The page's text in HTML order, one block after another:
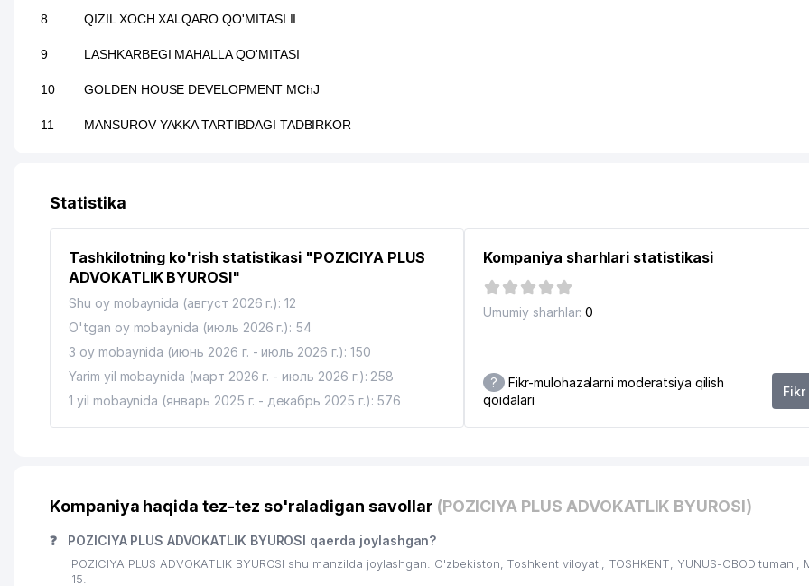
8 QIZIL XOCH XALQARO QO'MITASI II
9 LASHKARBEGI MAHALLA QO'MITASI
10 GOLDEN HOUSE DEVELOPMENT MChJ
11 MANSUROV YAKKA TARTIBDAGI TADBIRKOR
13 SILA SVETA XUSUSIY KORXONASI
14 YUNUSOBOD TUMANI HOKIMIYATI
EFFEKT MOLIYA O'QUV NODAVLAT TA'LIM MUASSASASI
PARKER RUSSELL FINANCE MChJ
PARKER RUSSELL AUDIT MChJ AUDITOR TASHKILOTI
INTER INVESTMENT CONSULTING MChJ
ANGLESEY FOOD MChJ
22 BISH-SERVIS MChJ
23 O'ZBEKISTON RESPUBLIKASI SPORTNI RIVOJLANTIRISH VAZIRLIGI
RESBUBLIKA IXTISOSLASHTIRILGAN KARDIOLOGIYA ILMIY-AMALIY TIBBIYOT MARKAZI II
Statistika
Tashkilotning ko'rish statistikasi "POZICIYA PLUS
ADVOKATLIK BYUROSI"
Shu oy mobaynida (август 2026 г.): 12
O'tgan oy mobaynida (июль 2026 г.): 54
3 oy mobaynida (июнь 2026 г. - июль 2026 г.): 150
Yarim yil mobaynida (март 2026 г. - июль 2026 г.): 258
1 yil mobaynida (январь 2025 г. - декабрь 2025 г.): 576
Kompaniya sharhlari statistikasi
Umumiy sharhlar: 0
?
Fikr-mulohazalarni moderatsiya qilish
qoidalari
Kompaniya haqida tez-tez so'raladigan savollar (POZICIYA PLUS ADVOKATLIK BYUROSI)
❓ POZICIYA PLUS ADVOKATLIK BYUROSI qaerda joylashgan?
POZICIYA PLUS ADVOKATLIK BYUROSI shu manzilda joylashgan: O'zbekiston, Toshkent viloyati, TOSHKENT, YUNUS-OBOD tumani,
15.